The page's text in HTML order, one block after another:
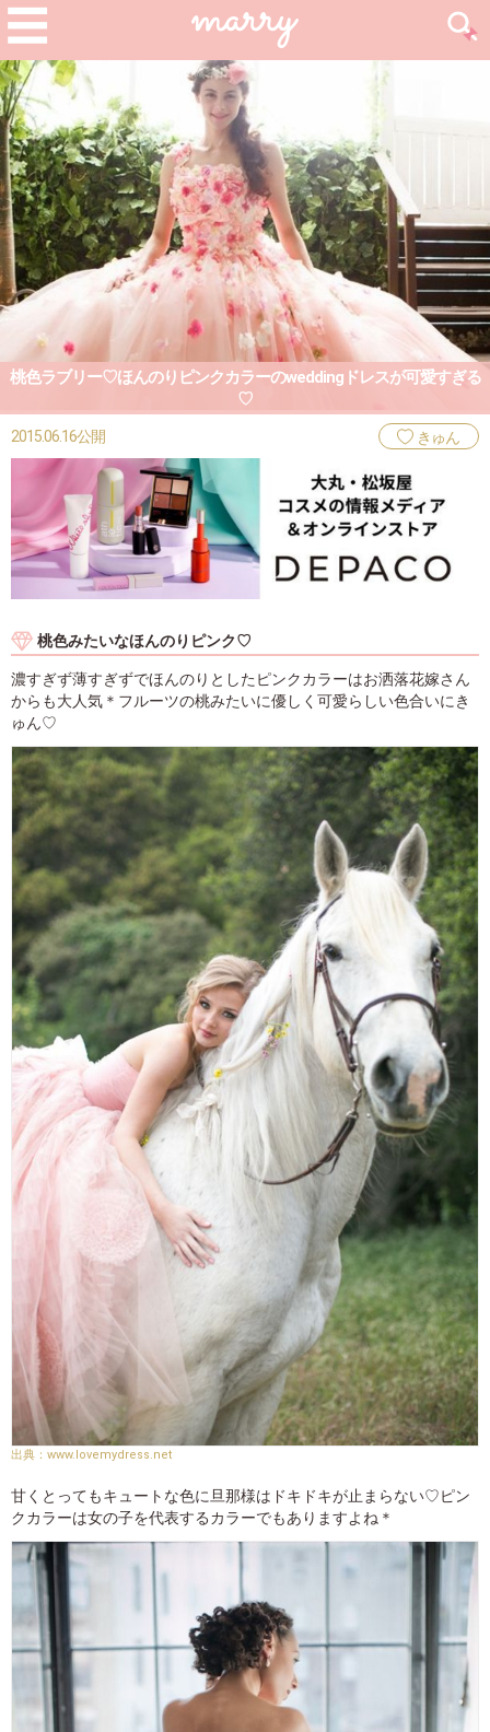
桃色ラブリー♡ほんのりピンクカラーのweddingドレスが可愛すぎる
♡
2015.06.16公開 きゅん
桃色みたいなほんのりピンク♡
濃すぎず薄すぎずでほんのりとしたピンクカラーはお洒落花嫁さん
からも大人気＊フルーツの桃みたいに優しく可愛らしい色合いにき
ゅん♡
www.lovemydress.net
甘くとってもキュートな色に旦那様はドキドキが止まらない♡ピン
クカラーは女の子を代表するカラーでもありますよね＊